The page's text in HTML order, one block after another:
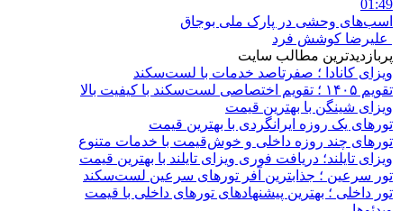
01:49
اسب‌های وحشی در پارک ملی بوجاق
علیرضا کوشش فرد
پربازدیدترین مطالب سایت
ویزای کانادا ؛ صفرتاصد خدمات با لست‌سکند
تقویم ۱۴۰۵ ؛ تقویم اختصاصی لست‌سکند با کیفیت بالا
ویزای شینگن با بهترین قیمت
تورهای یک روزه ایرانگردی با بهترین قیمت
تورهای چند روزه داخلی و خوش‌قیمت با خدمات متنوع
ویزای تایلند؛ دریافت فوری ویزای تایلند با بهترین قیمت
تور سرعین ؛ جذابترین آفر تورهای سرعین لست‌سکند
تور داخلی ؛ بهترین پیشنهادهای تورهای داخلی با قیمت